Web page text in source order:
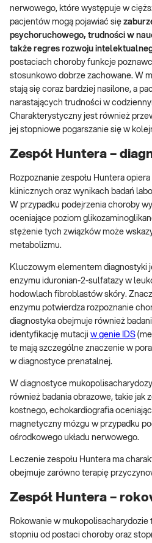
nerwowego, które występuje w
pacjentów mogą pojawiać się
psychoruchowego, trudności w
także regres rozwoju
postaciach choroby funkcje
stosunkowo dobrze zachowane. W
stają się coraz bardziej nasilone, a
narastających trudności w
Charakterystyczny jest również
jej stopniowe pogarszanie się w
Zespół Huntera –
Rozpoznanie zespołu Huntera
klinicznych oraz wynikach badań
W przypadku podejrzenia choroby
oceniające poziom
stężenie tych związków może
metabolizmu.
Kluczowym elementem diagnostyki
enzymu iduronian-2-sulfatazy w
hodowlach fibroblastów skóry.
enzymu potwierdza rozpoznanie
diagnostyka obejmuje również
identyfikację mutacji w genie IDS
te mają szczególne znaczenie w
w diagnostyce prenatalnej.
W diagnostyce
również badania obrazowe, takie jak
kostnego, echokardiografia
magnetyczny mózgu w przypadku
ośrodkowego układu nerwowego.
Leczenie zespołu Huntera ma
obejmuje zarówno terapię
Zespół Huntera –
Rokowanie w mukopolisacharydozie
stopniu od postaci choroby oraz